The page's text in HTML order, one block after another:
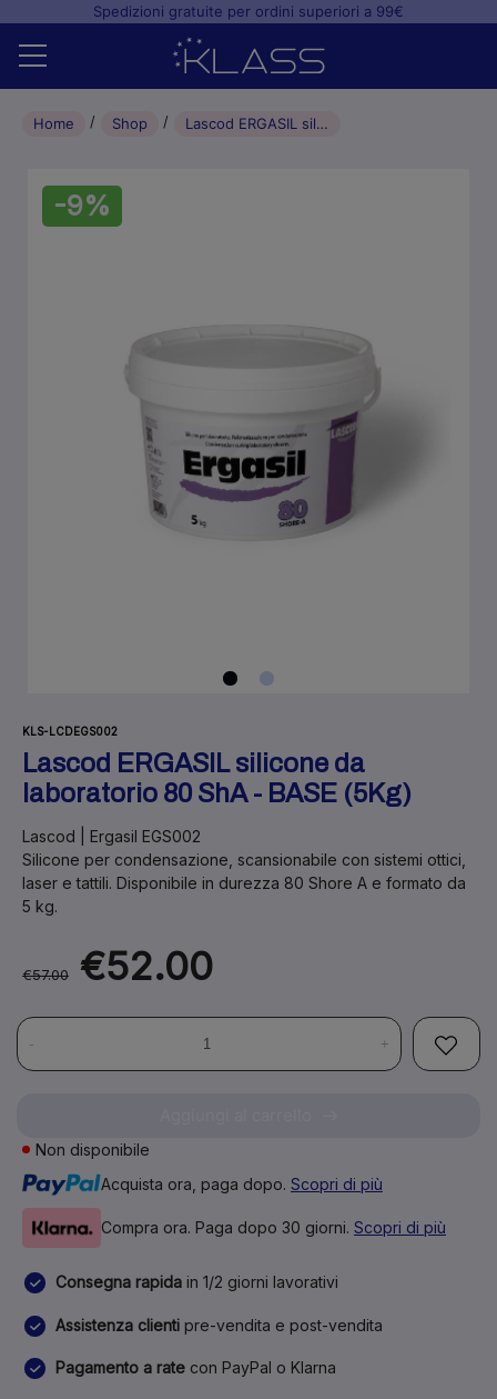
Spedizioni gratuite per ordini superiori a 99€
Home
Studio odontoiatrico
Home Shop Lascod ERGASIL silicone da laboratorio 80 ShA – BASE (5Kg)
-9%
KLS-LCDEGS002
Lascod ERGASIL silicone da
laboratorio 80 ShA - BASE (5Kg)
Lascod | Ergasil EGS002
Silicone per condensazione, scansionabile con sistemi ottici,
laser e tattili. Disponibile in durezza 80 Shore A e formato da
5 kg.
€57.00 €52.00
- +
Non disponibile
Acquista ora, paga dopo. Scopri di più
Compra ora. Paga dopo 30 giorni. Scopri di più
Consegna rapida in 1/2 giorni lavorativi
Assistenza clienti pre-vendita e post-vendita
Pagamento a rate con PayPal o Klarna